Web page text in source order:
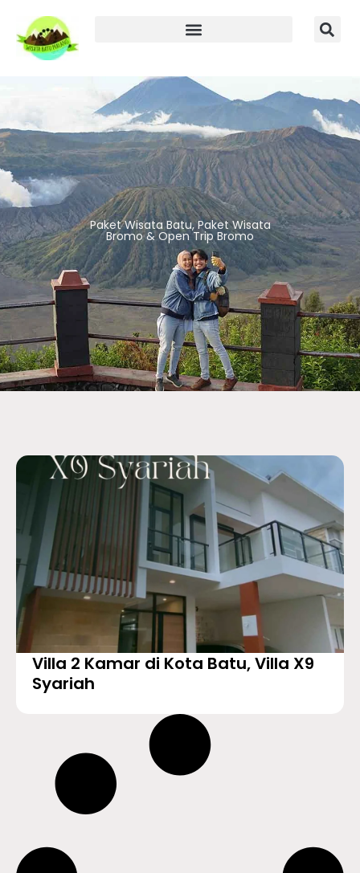
Paket Wisata Batu, Paket Wisata
Bromo & Open Trip Bromo
Villa 2 Kamar di Kota Batu, Villa X9
Syariah